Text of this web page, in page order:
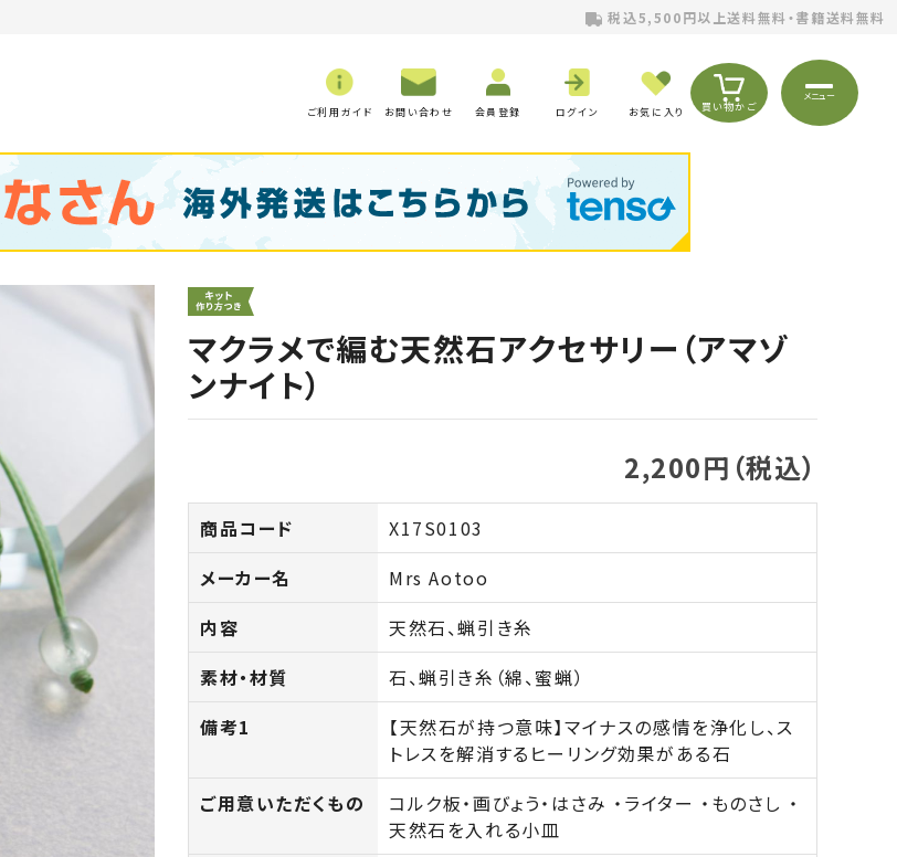
税込5,500円以上送料無料・書籍送料無料
ご利用ガイド お問い合わせ 会員登録 ログイン お気に入り 買い物かご
メニュー
マクラメで編む天然石アクセサリー（アマゾ
ンナイト）
2,200円（税込）
商品コード
X17S0103
メーカー名
Mrs Aotoo
内容
天然石、蝋引き糸
素材・材質
石、蝋引き糸（綿、蜜蝋）
備考1
【天然石が持つ意味】マイナスの感情を浄化し、ス
トレスを解消するヒーリング効果がある石
ご用意いただくもの
コルク板・画びょう・はさみ ・ライター ・ものさし ・
天然石を入れる小皿